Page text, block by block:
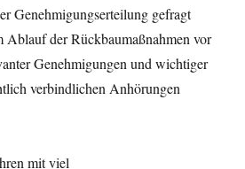
Genehmigungserteilung gefragt
Ablauf der Rückbaumaßnahmen vor
Genehmigungen und wichtiger
verbindlichen Anhörungen
mit viel